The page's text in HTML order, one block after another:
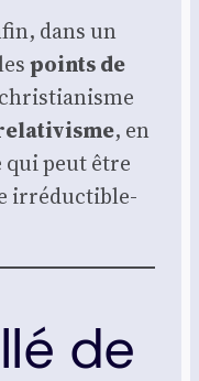
dans un
points de
, en
peut être
irré­duc­ti­ble­
de